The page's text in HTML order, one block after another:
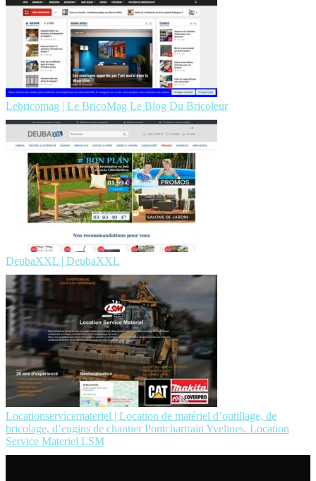
Lebricomag | Le BricoMag Le Blog Du Bricoleur
DeubaXXL | DeubaXXL
Location­ser­vicemate­riel | Location de matériel d’outillage, de
bricolage, d’engins de chantier Pontchartrain Yvelines. Location
Service Materiel LSM